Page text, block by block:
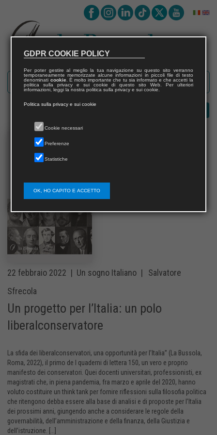
22 febbraio 2022 | Un sogno Italiano |
Salvatore
Sfrecola
Un progetto per l’Italia: un polo
liberalconservatore
La sfida dei liberalconservatori, una opportunità per l’Italia” (La Bussola,
Roma, 2022), il primo de I quaderni di lettera 150, un vero e proprio
manifesto dei conservatori. Quei docenti universitari, professionisti, ex
magistrati che, in piena pandemia, fra marzo e aprile del 2020, hanno
voluto costituire un think tank per fornire riflessioni sulla filosofia politica
che ritengono debba essere alla base di analisi e di proposte per l’Italia
dei prossimi anni, giungendo anche a considerare le regole della
governabilità, dell’amministrazione e della finanza, della Giustizia e
dell’istruzione. [...]
GDPR COOKIE POLICY
Per poter gestire al meglio la tua navigazione su questo sito verranno
temporaneamente memorizzate alcune informazioni in piccoli file di testo
denominati cookie. È molto importante che tu sia informato e che accetti la
politica sulla privacy e sui cookie di questo sito Web. Per ulteriori
informazioni, leggi la nostra politica sulla privacy e sui cookie.
Politica sulla privacy e sui cookie
Cookie necessari
Preferenze
Statistiche
OK, HO CAPITO E ACCETTO